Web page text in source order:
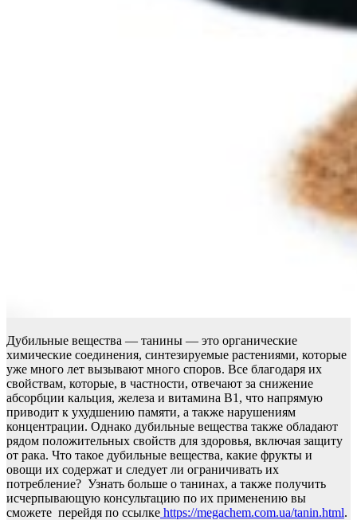
Дубильные вещества — танины — это органические
химические соединения, синтезируемые растениями, которые
уже много лет вызывают много споров. Все благодаря их
свойствам, которые, в частности, отвечают за снижение
абсорбции кальция, железа и витамина B1, что напрямую
приводит к ухудшению памяти, а также нарушениям
концентрации. Однако дубильные вещества также обладают
рядом положительных свойств для здоровья, включая защиту
от рака. Что такое дубильные вещества, какие фрукты и
овощи их содержат и следует ли ограничивать их
потребление? Узнать больше о танинах, а также получить
исчерпывающую консультацию по их применению вы
сможете перейдя по ссылке https://megachem.com.ua/tanin.html.